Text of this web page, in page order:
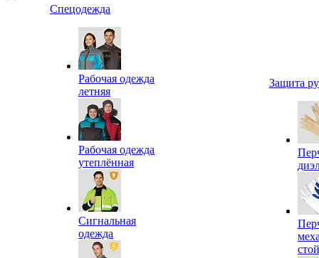
Спецодежда
Рабочая одежда
летняя
Рабочая одежда
утеплённая
Сигнальная
одежда
Защита